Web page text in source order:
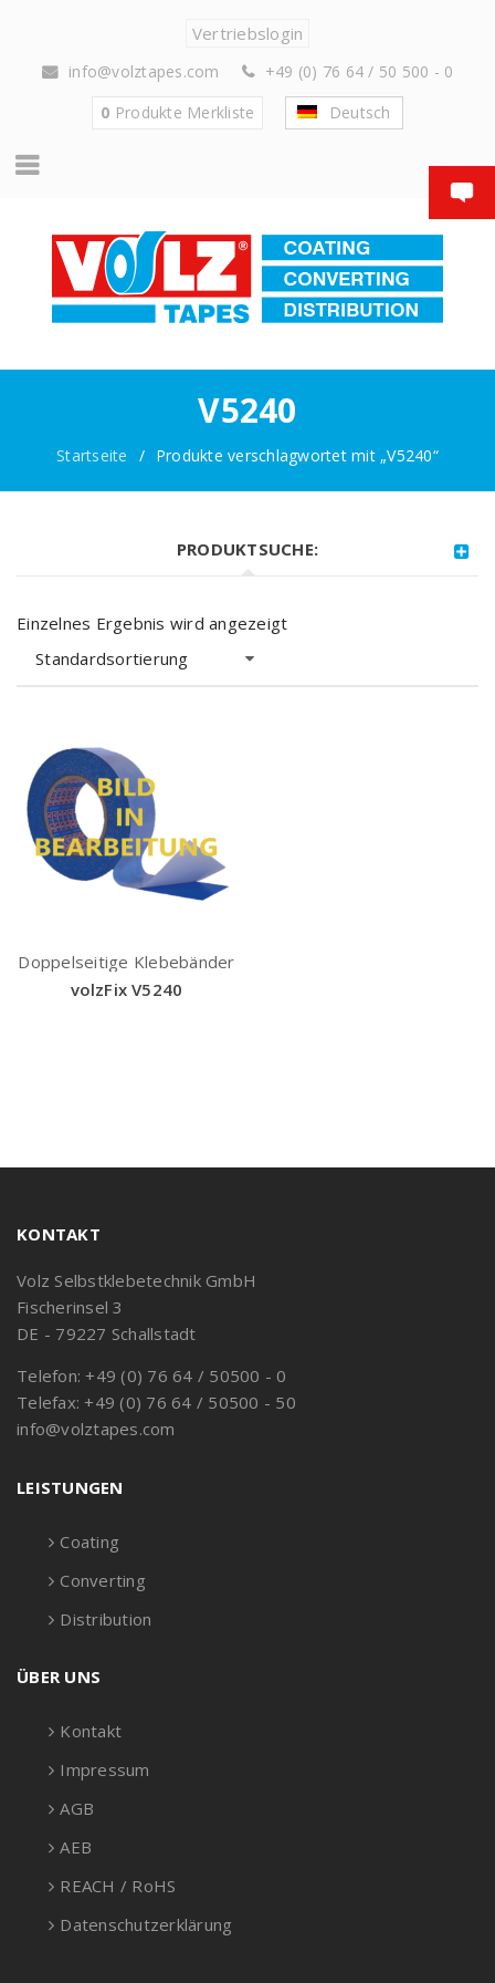
Vertriebslogin
info@volztapes.com
+49 (0) 76 64 / 50 500 - 0
0 Produkte Merkliste Deutsch
V5240
Startseite / Produkte verschlagwortet mit „V5240“
PRODUKTSUCHE:
Einzelnes Ergebnis wird angezeigt
Standardsortierung
Doppelseitige Klebebänder
volzFix V5240
KONTAKT
Volz Selbstklebetechnik GmbH
Fischerinsel 3
DE - 79227 Schallstadt
Telefon: +49 (0) 76 64 / 50500 - 0
Telefax: +49 (0) 76 64 / 50500 - 50
info@volztapes.com
LEISTUNGEN
Coating
Converting
Distribution
ÜBER UNS
Kontakt
Impressum
AGB
AEB
REACH / RoHS
Datenschutzerklärung